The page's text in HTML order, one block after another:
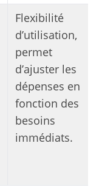
Flexibilité
d’utilisation,
permet
d’ajuster les
dépenses en
fonction des
besoins
immédiats.